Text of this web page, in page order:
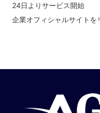
24日よりサービス開始
企業オフィシャルサイトを